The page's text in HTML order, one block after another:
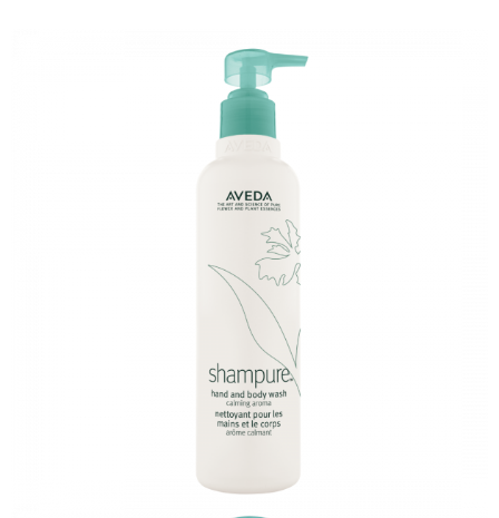
由本公司與您本人進行分期帳單所需資料之確認、核對及更正。
3.完整用戶服務條款，請詳閱以下連結：https://oppay.tw/userRule
https://netprotections.freshdesk.com/support/home
易，需依本服務之必要範圍內提供個人資料，並將交易相關給付款項請求債
權轉讓予恩沛科技股份有限公司。
３．未成年的使用者請事先徵得法定代理人或監護人之同意方可使用
「AFTEE先享後付」，若未經同意申辦者引起之損失，本公司不負相關責
４．使用「AFTEE先享後付」時，將依據個別帳號之用戶狀況，依本公司即
時審查核予不同之上限額度；若仍有額度不足之情形，本公司將視審查結果
５．嚴禁一人註冊多個帳號或使用他人資訊註冊。若發現惡意使用之情形，
恩沛科技股份有限公司將有權停止該用戶之使用額度並採取法律行動。
請自備購物袋，若需購買紙袋可現場詢問